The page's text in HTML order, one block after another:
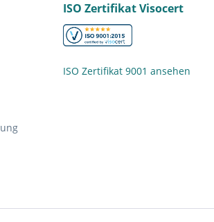
ISO Zertifikat Visocert
ISO Zertifikat 9001 ansehen